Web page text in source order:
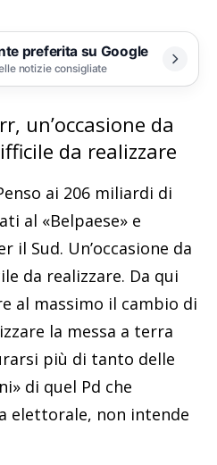
preferita su Google
notizie consigliate
un’occasione da
da realizzare
ai 206 miliardi di
al «Belpaese» e
Sud. Un’occasione da
da realizzare. Da qui
al massimo il cambio di
la messa a terra
più di tanto delle
di quel Pd che
elettorale, non intende